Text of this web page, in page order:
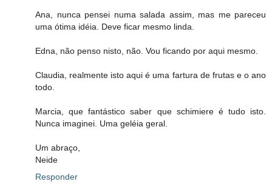
Ana, nunca pensei numa salada assim, mas me pareceu
uma ótima idéia. Deve ficar mesmo linda.
Edna, não penso nisto, não. Vou ficando por aqui mesmo.
Claudia, realmente isto aqui é uma fartura de frutas e o ano
todo.
Marcia, que fantástico saber que schimiere é tudo isto.
Nunca imaginei. Uma geléia geral.
Um abraço,
Neide
Responder